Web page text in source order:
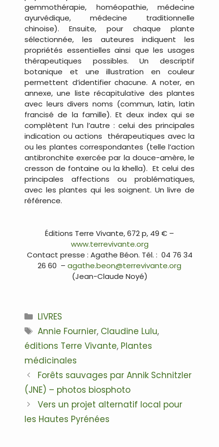
gemmothérapie, homéopathie, médecine
ayurvédique, médecine traditionnelle
chinoise). Ensuite, pour chaque plante
sélectionnée, les auteures indiquent les
propriétés essentielles ainsi que les usages
thérapeutiques possibles. Un descriptif
botanique et une illustration en couleur
permettent d’identifier chacune. A noter, en
annexe, une liste récapitulative des plantes
avec leurs divers noms (commun, latin, latin
francisé de la famille). Et deux index qui se
complètent l‘un l’autre : celui des principales
indication ou actions thérapeutiques avec la
ou les plantes correspondantes (telle l’action
antibronchite exercée par la douce-amère, le
cresson de fontaine ou la khella). Et celui des
principales affections ou problématiques,
avec les plantes qui les soignent. Un livre de
référence.
Éditions Terre Vivante, 672 p, 49 € –
www.terrevivante.org
Contact presse : Agathe Béon. Tél. : 04 76 34
26 60 – agathe.beon@terrevivante.org
(Jean-Claude Noyé)
Catégories
LIVRES
Étiquettes
Annie Fournier, Claudine Lulu,
éditions Terre Vivante, Plantes
médicinales
Navigation
des
articles
Forêts sauvages par Annik Schnitzler
(JNE) – photos biosphoto
Vers un projet alternatif local pour
les Hautes Pyrénées